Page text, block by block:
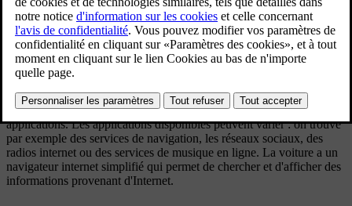
La voiture étant connectée à Internet, il est possible d'utiliser des
applications. Les applications disponibles peuvent varier : on trouve
par exemple des services de navigation, les réseaux sociaux, des
radios internet ou des services de musique en ligne. La voiture a un
navigateur internet simplifié qui permet de chercher et d'afficher des
informations provenant d'Internet.